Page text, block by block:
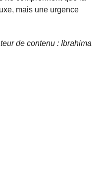
mais une urgence
de contenu : Ibrahima